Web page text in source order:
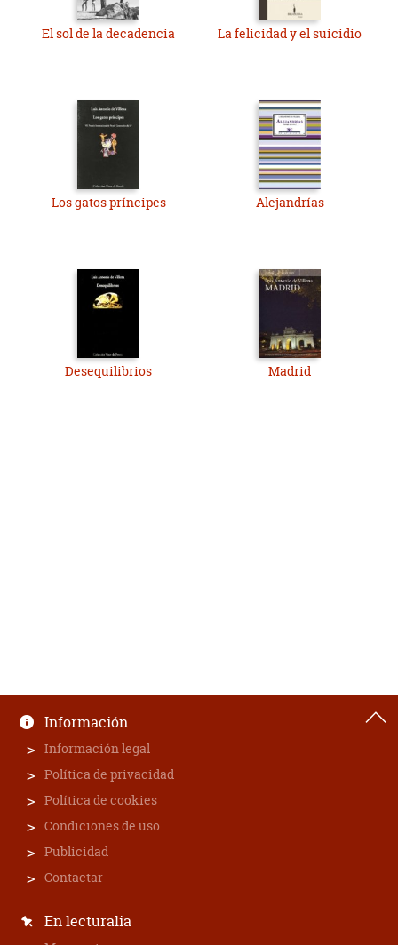
El sol de la decadencia La felicidad y el suicidio
Los gatos príncipes Alejandrías
Desequilibrios Madrid
Información
Información legal
Política de privacidad
Política de cookies
Condiciones de uso
Publicidad
Contactar
En lecturalia